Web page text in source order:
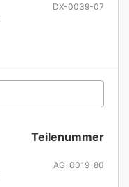
DX-0039-07
Teilenummer
AG-0019-80